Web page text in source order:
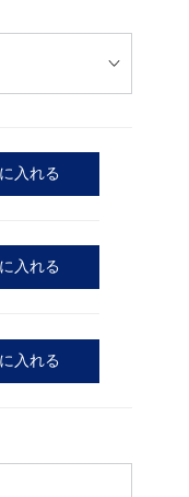
入れる
入れる
入れる